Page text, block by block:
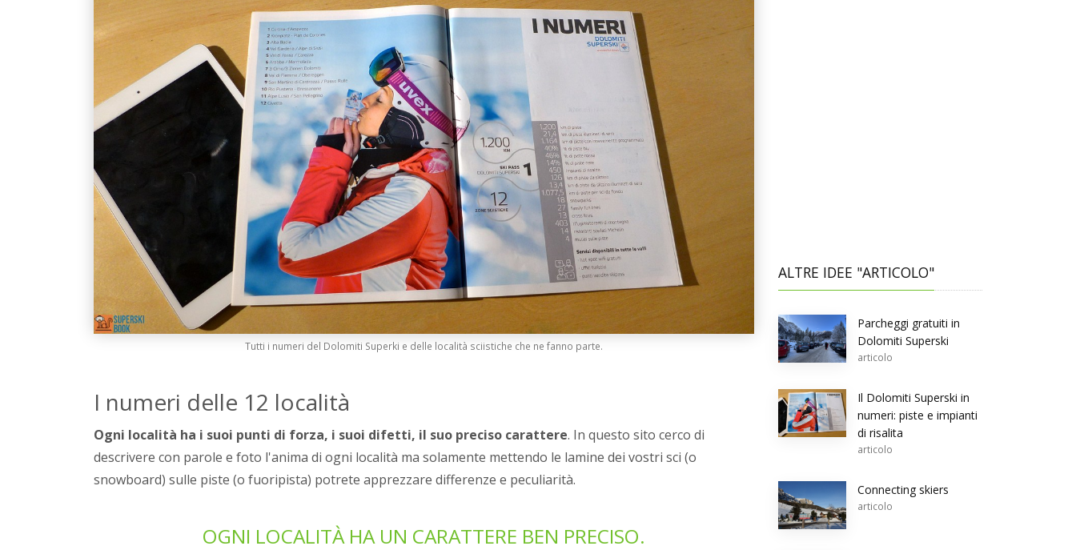
Tutti i numeri del Dolomiti Superki e delle località sciistiche che ne fanno parte.
I numeri delle 12 località
Ogni località ha i suoi punti di forza, i suoi difetti, il suo preciso carattere. In questo sito cerco di
descrivere con parole e foto l'anima di ogni località ma solamente mettendo le lamine dei vostri sci (o
snowboard) sulle piste (o fuoripista) potrete apprezzare differenze e peculiarità.
OGNI LOCALITÀ HA UN CARATTERE BEN PRECISO.
ALTRE IDEE "ARTICOLO"
Parcheggi gratuiti in
Dolomiti Superski
articolo
Il Dolomiti Superski in
numeri: piste e impianti
di risalita
articolo
Connecting skiers
articolo